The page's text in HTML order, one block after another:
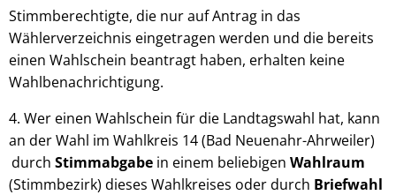
Stimmberechtigte, die nur auf Antrag in das
Wählerverzeichnis eingetragen werden und die bereits
einen Wahlschein beantragt haben, erhalten keine
Wahlbenachrichtigung.
4. Wer einen Wahlschein für die Landtagswahl hat, kann
an der Wahl im Wahlkreis 14 (Bad Neuenahr-Ahrweiler)
durch Stimmabgabe in einem beliebigen Wahlraum
(Stimmbezirk) dieses Wahlkreises oder durch Briefwahl